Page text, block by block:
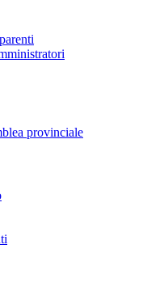
provinciale